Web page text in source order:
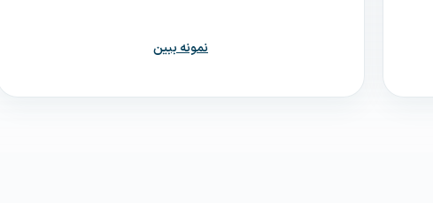
نمونه ببین